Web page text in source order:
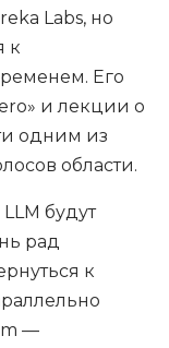
Labs, но
к
Его
и лекции о
одним из
области.
будут
рад
к
—